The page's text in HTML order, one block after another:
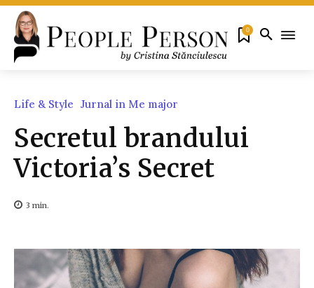
0
Life & Style Jurnal in Me major
Secretul brandului
Victoria’s Secret
3 min.